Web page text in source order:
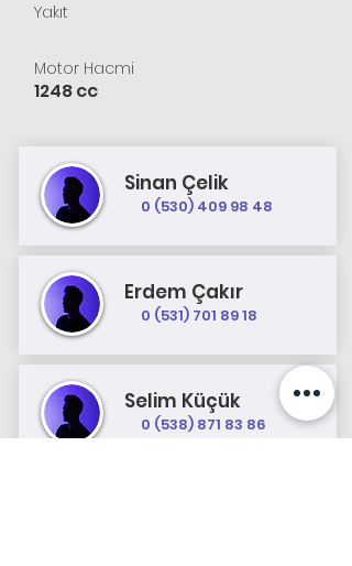
Yakıt
Motor Hacmi
1248 cc
Sinan Çelik
0 (530) 409 98 48
Erdem Çakır
0 (531) 701 89 18
Selim Küçük
0 (538) 871 83 86